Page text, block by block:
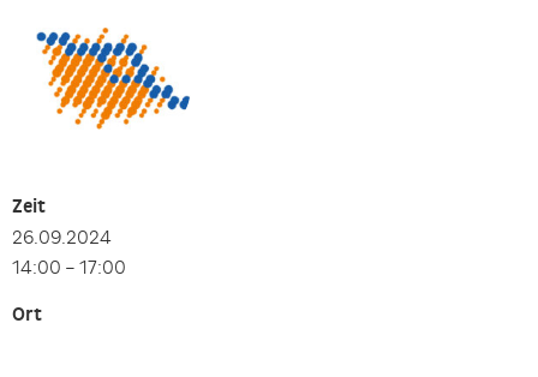
Zeit
26.09.2024
14:00 – 17:00
Ort